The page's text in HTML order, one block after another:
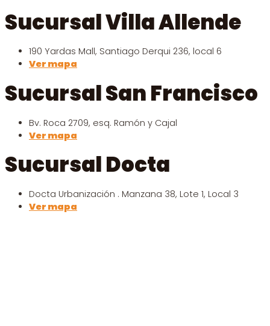
Sucursal Villa Allende
190 Yardas Mall, Santiago Derqui 236, local 6
Ver mapa
Sucursal San Francisco
Bv. Roca 2709, esq. Ramón y Cajal
Ver mapa
Sucursal Docta
Docta Urbanización . Manzana 38, Lote 1, Local 3
Ver mapa